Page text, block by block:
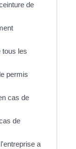
de
tous les
permis
cas de
de
a